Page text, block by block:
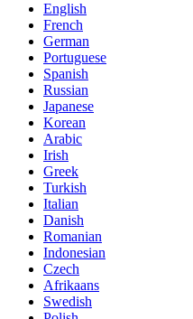
English
French
German
Portuguese
Spanish
Russian
Japanese
Korean
Arabic
Irish
Greek
Turkish
Italian
Danish
Romanian
Indonesian
Czech
Afrikaans
Swedish